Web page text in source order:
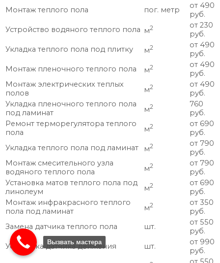
Монтаж теплого пола
пог. метр
от 490
руб.
Устройство водяного теплого пола м2
от 230
руб.
Укладка теплого пола под плитку
м2
от 490
руб.
Монтаж пленочного теплого пола
м2
от 490
руб.
Монтаж электрических теплых
полов
м2
от 490
руб.
Укладка пленочного теплого пола
под ламинат
м2
760
руб.
Ремонт терморегулятора теплого
пола
м2
от 690
руб.
Укладка теплого пола под ламинат
м2
от 790
руб.
Монтаж смесительного узла
водяного теплого пола
м2
от 790
руб.
Установка матов теплого пола под
линолеум
м2
от 690
руб.
Монтаж инфракрасного теплого
пола под ламинат
м2
от 350
руб.
Замена датчика теплого пола
шт.
от 550
руб.
Установка датчика движения
шт.
от 990
руб.
Вызвать мастера